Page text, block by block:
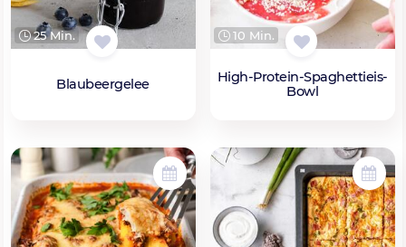
25 Min.
Blaubeergelee
10 Min.
High-Protein-Spaghettieis-
Bowl